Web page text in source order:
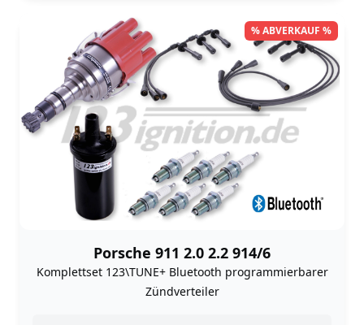
% ABVERKAUF %
Porsche 911 2.0 2.2 914/6
Komplettset 123\TUNE+ Bluetooth programmierbarer
Zündverteiler